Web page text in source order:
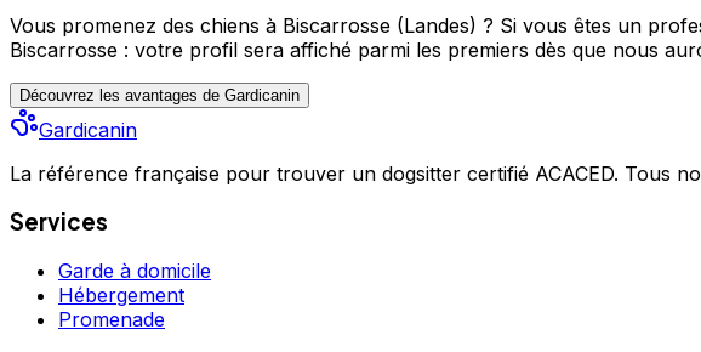
Vous promenez des chiens à Biscarrosse (Landes) ? Si vous êtes un
Biscarrosse : votre profil sera affiché parmi les premiers dès que nous
Découvrez les avantages de Gardicanin
Gardicanin
La référence française pour trouver un dogsitter certifié ACACED. Tous
Services
Garde à domicile
Hébergement
Promenade